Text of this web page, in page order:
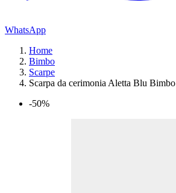
WhatsApp
Home
Bimbo
Scarpe
Scarpa da cerimonia Aletta Blu Bimbo
-50%